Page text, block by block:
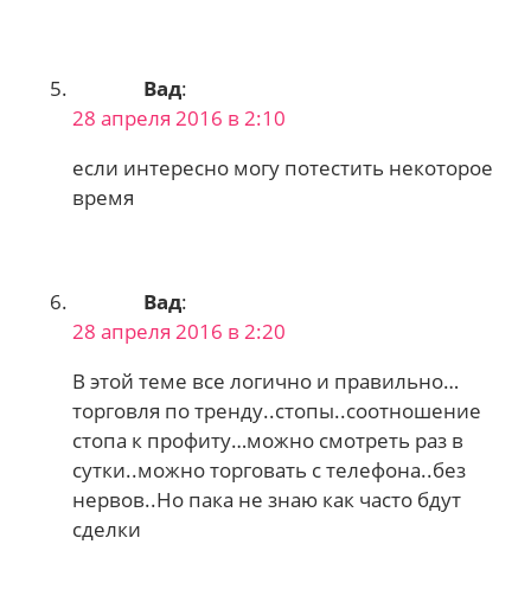
Вад:
28 апреля 2016 в 2:10
если интересно могу потестить некоторое
время
Вад:
28 апреля 2016 в 2:20
В этой теме все логично и правильно…
торговля по тренду..стопы..соотношение
стопа к профиту…можно смотреть раз в
сутки..можно торговать с телефона..без
нервов..Но пака не знаю как часто бдут
сделки